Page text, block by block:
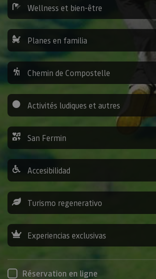
Wellness et bien-être
Planes en familia
Chemin de Compostelle
Activités ludiques et autres
San Fermin
Accesibilidad
Turismo regenerativo
Experiencias exclusivas
Réservation en ligne